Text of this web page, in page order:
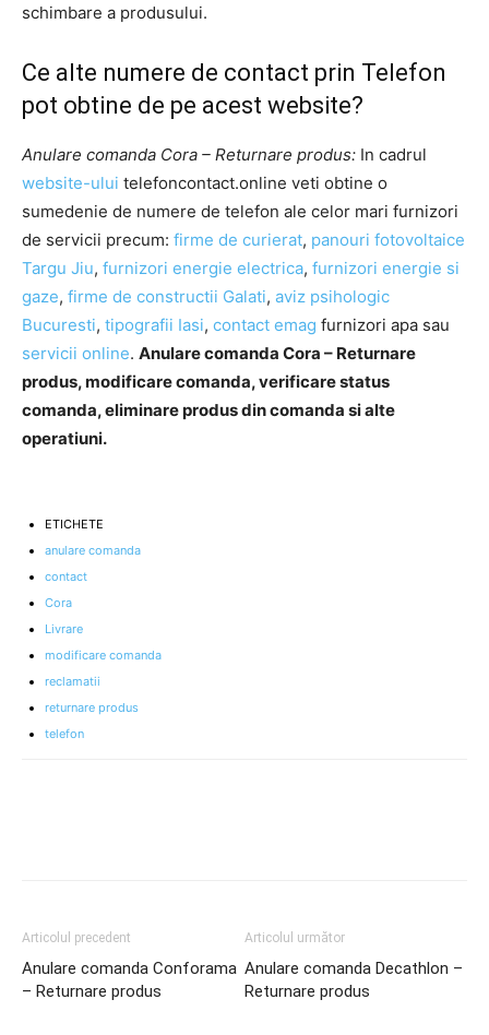
schimbare a produsului.
Ce alte numere de contact prin Telefon
pot obtine de pe acest website?
Anulare comanda Cora – Returnare produs: In cadrul
website-ului telefoncontact.online veti obtine o
sumedenie de numere de telefon ale celor mari furnizori
de servicii precum: firme de curierat, panouri fotovoltaice
Targu Jiu, furnizori energie electrica, furnizori energie si
gaze, firme de constructii Galati, aviz psihologic
Bucuresti, tipografii Iasi, contact emag furnizori apa sau
servicii online. Anulare comanda Cora – Returnare
produs, modificare comanda, verificare status
comanda, eliminare produs din comanda si alte
operatiuni.
ETICHETE
anulare comanda
contact
Cora
Livrare
modificare comanda
reclamatii
returnare produs
telefon
Articolul precedent
Anulare comanda Conforama
– Returnare produs
Articolul următor
Anulare comanda Decathlon –
Returnare produs